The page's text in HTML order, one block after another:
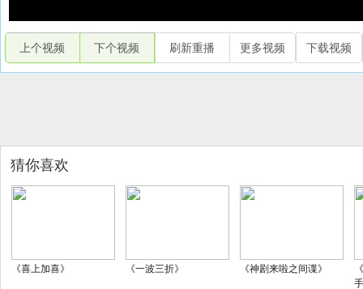
上个视频 下个视频 刷新重播 更多视频 下载视频
猜你喜欢
《喜上加喜》 《一波三折》 《神剧来啦之间谍》